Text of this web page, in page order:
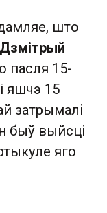
што
Дзмітрый
пасля 15-
яшчэ 15
затрымалі
быў выйсці
яго